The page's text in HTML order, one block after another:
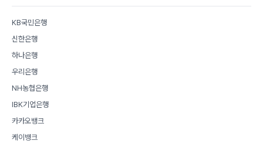
KB국민은행
신한은행
하나은행
우리은행
NH농협은행
IBK기업은행
카카오뱅크
케이뱅크